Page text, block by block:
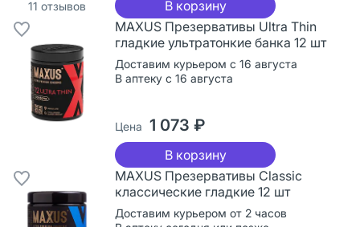
11 отзывов
В корзину
MAXUS Презервативы Ultra Thin
гладкие ультратонкие банка 12 шт
Доставим курьером с 16 августа
В аптеку с 16 августа
Цена 1 073 ₽
В корзину
MAXUS Презервативы Classic
классические гладкие 12 шт
Доставим курьером от 2 часов